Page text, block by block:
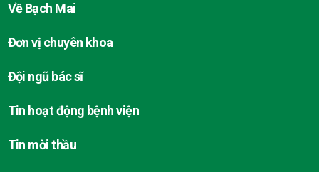
Về Bạch Mai
Đơn vị chuyên khoa
Đội ngũ bác sĩ
Tin hoạt động bệnh viện
Tin mời thầu